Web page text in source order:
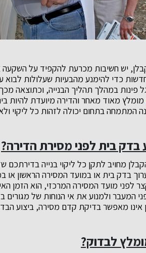
יש חשיבות מכרעת להקפיד על השקעה
כדי להימנע מהבעיות שעלולות לבוא
פינות במהלך תהליך הבנייה, וכתוצאה
מומלץ מאוד מאחר והדירה מיועדת
המתמחה בתחום יכולה לזהות כל ליקוי
בדק בית לפני מסירת הדירה?
מחויב לתקן כל ליקוי בנייה
בדק בית או במועד המסירה הראשון
לפני מועד המסירה המרכזי, הוא הזמן
המעבר ולמנוע את אי הנוחות של מגורים
אינו מאפשר בדיקת קדם מסירה, ביצוע
לבדוק?